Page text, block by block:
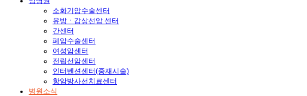
소화기암수술센터
유방ㆍ갑상선암 센터
간센터
폐암수술센터
여성암센터
전립선암센터
인터벤션센터(중재시술)
항암방사선치료센터
병원소식